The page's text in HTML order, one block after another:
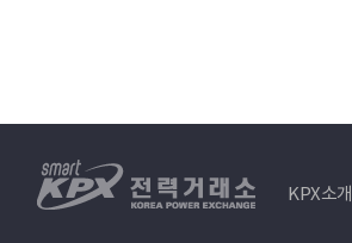
전
KPX소개